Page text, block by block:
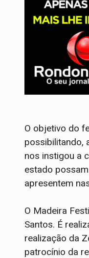
O objetivo do
possibilitando,
nos instigou a
estado
apresentem
O Madeira
Santos. É
realização da
patrocínio da